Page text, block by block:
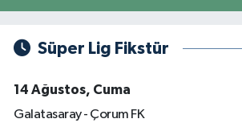
Süper Lig Fikstür
14 Ağustos, Cuma
Galatasaray - Çorum FK